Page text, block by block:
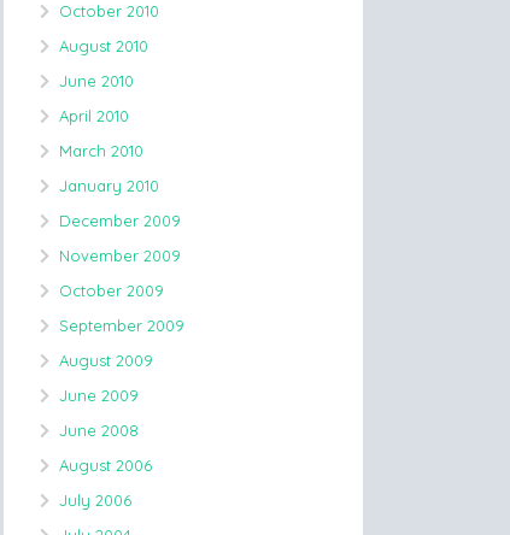
October 2010
August 2010
June 2010
April 2010
March 2010
January 2010
December 2009
November 2009
October 2009
September 2009
August 2009
June 2009
June 2008
August 2006
July 2006